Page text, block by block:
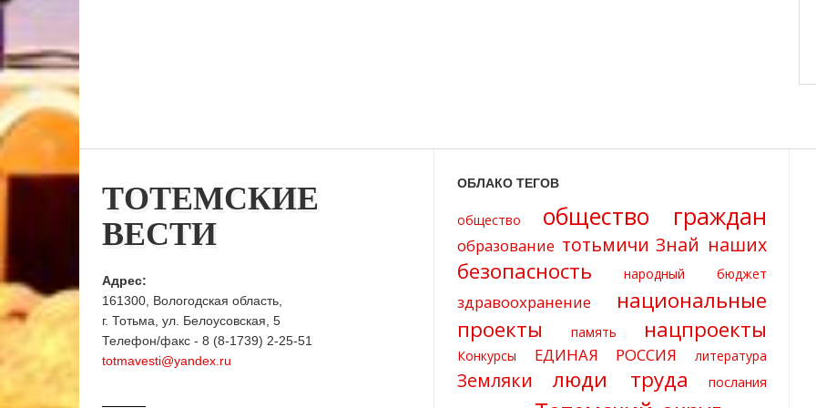
ТОТЕМСКИЕ
ВЕСТИ
Адрес:
161300, Вологодская область,
г. Тотьма, ул. Белоусовская, 5
Телефон/факс - 8 (8-1739) 2-25-51
totmavesti@yandex.ru
ОБЛАКО ТЕГОВ
общество общество граждан
образование тотьмичи Знай наших
безопасность народный бюджет
здравоохранение
национальные
проекты
память нацпроекты
Конкурсы ЕДИНАЯ РОССИЯ литература
Земляки люди труда
послания